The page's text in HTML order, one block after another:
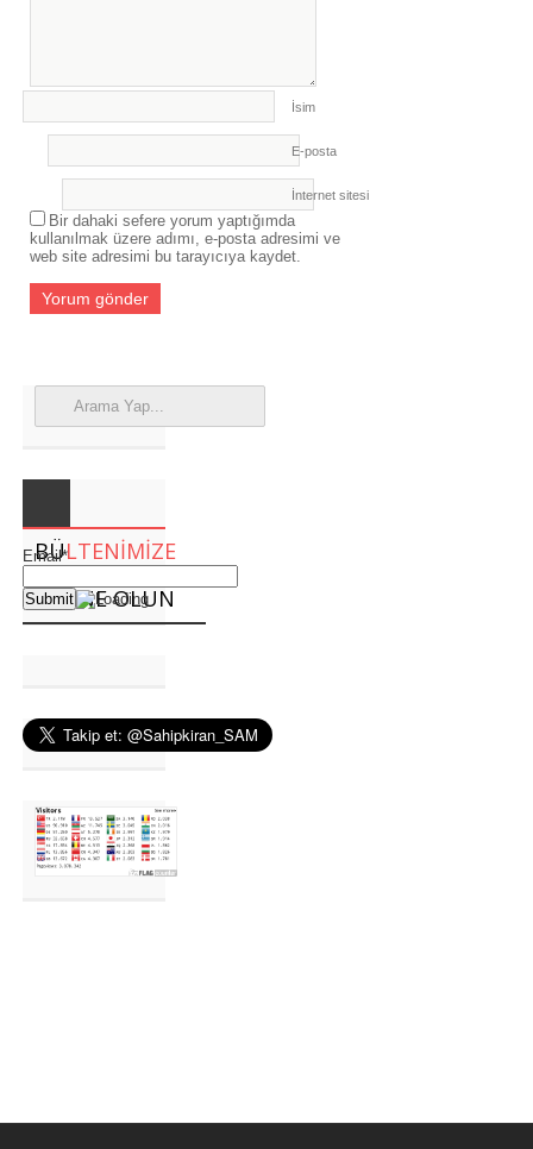
İsim
E-posta
İnternet sitesi
Bir dahaki sefere yorum yaptığımda
kullanılmak üzere adımı, e-posta adresimi ve
web site adresimi bu tarayıcıya kaydet.
BÜLTENIMIZE
ABONE OLUN
Email*